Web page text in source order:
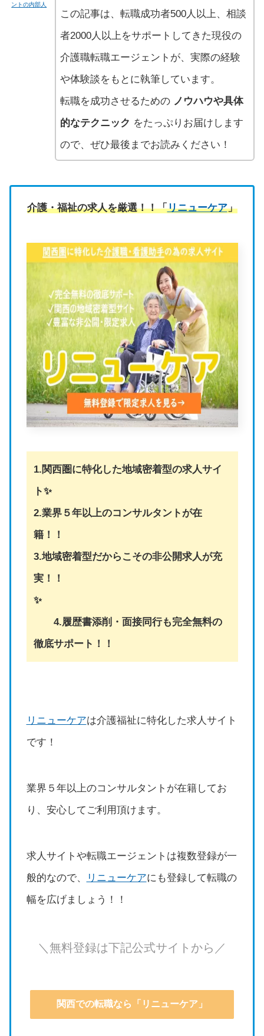
ントの内部人
この記事は、転職成功者500人以上、相談
者2000人以上をサポートしてきた現役の
介護職転職エージェントが、実際の経験
や体験談をもとに執筆しています。
転職を成功させるための ノウハウや具体
的なテクニック をたっぷりお届けします
ので、ぜひ最後までお読みください！
介護・福祉の求人を厳選！！「リニューケア」
1.関西圏に特化した地域密着型の求人サイ
ト✨
2.業界５年以上のコンサルタントが在
籍！！
3.地域密着型だからこその非公開求人が充
実！！
✨
4.履歴書添削・面接同行も完全無料の
徹底サポート！！
リニューケアは介護福祉に特化した求人サイト
です！
業界５年以上のコンサルタントが在籍してお
り、安心してご利用頂けます。
求人サイトや転職エージェントは複数登録が一
般的なので、
リニューケアにも登録して転職の
幅を広げましょう！！
＼無料登録は下記公式サイトから／
関西での転職なら「リニューケア」